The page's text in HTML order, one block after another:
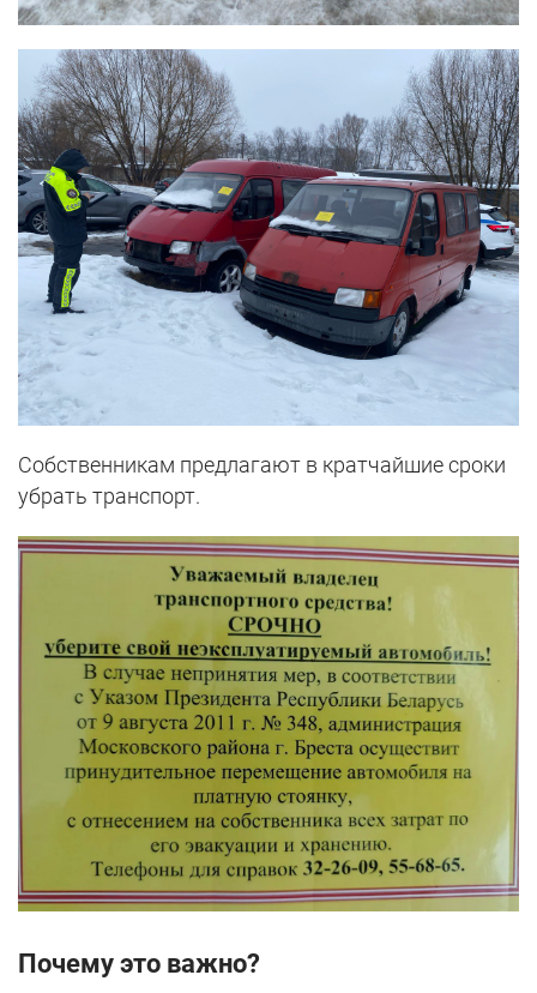
Собственникам предлагают в кратчайшие сроки
убрать транспорт.
Почему это важно?